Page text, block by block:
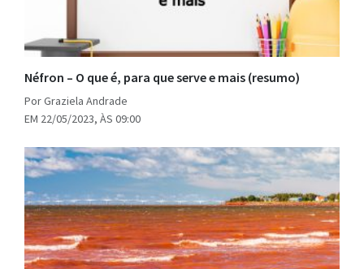
Néfron – O que é, para que serve e mais (resumo)
Por Graziela Andrade
EM 22/05/2023, ÀS 09:00